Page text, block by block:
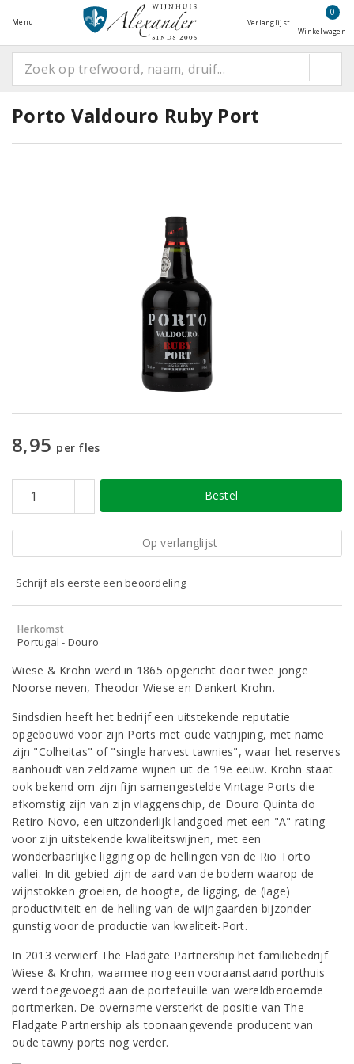
Menu Verlanglijst
0
Winkelwagen
Porto Valdouro Ruby Port
8,95 per fles
Bestel
Op verlanglijst
Schrijf als eerste een beoordeling
Herkomst
Portugal - Douro
Wiese & Krohn werd in 1865 opgericht door twee jonge
Noorse neven, Theodor Wiese en Dankert Krohn.
Sindsdien heeft het bedrijf een uitstekende reputatie
opgebouwd voor zijn Ports met oude vatrijping, met name
zijn "Colheitas" of "single harvest tawnies", waar het reserves
aanhoudt van zeldzame wijnen uit de 19e eeuw. Krohn staat
ook bekend om zijn fijn samengestelde Vintage Ports die
afkomstig zijn van zijn vlaggenschip, de Douro Quinta do
Retiro Novo, een uitzonderlijk landgoed met een "A" rating
voor zijn uitstekende kwaliteitswijnen, met een
wonderbaarlijke ligging op de hellingen van de Rio Torto
vallei. In dit gebied zijn de aard van de bodem waarop de
wijnstokken groeien, de hoogte, de ligging, de (lage)
productiviteit en de helling van de wijngaarden bijzonder
gunstig voor de productie van kwaliteit-Port.
In 2013 verwierf The Fladgate Partnership het familiebedrijf
Wiese & Krohn, waarmee nog een vooraanstaand porthuis
werd toegevoegd aan de portefeuille van wereldberoemde
portmerken. De overname versterkt de positie van The
Fladgate Partnership als toonaangevende producent van
oude tawny ports nog verder.